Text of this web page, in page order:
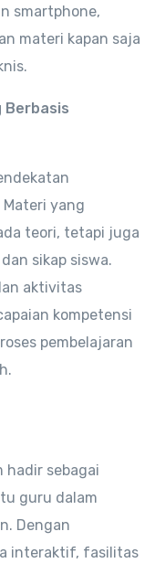
smartphone,
materi kapan saja
Berbasis
Materi yang
teori, tetapi juga
sikap siswa.
aktivitas
kompetensi
pembelajaran
hadir sebagai
guru dalam
Dengan
interaktif, fasilitas